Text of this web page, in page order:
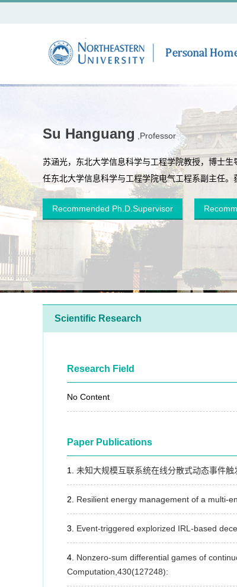
Su Hanguang ,Professor
苏涵光，东北大学信息科学与工程学院教授，博士
任东北大学信息科学与工程学院电气工程系副主任。
Recommended Ph.D.Supervisor
Scientific Research
Research Field
No Content
Paper Publications
未知大规模互联系统在线分散式动态事件
Resilient energy management of a multi-
Event-triggered explorized IRL-based
Nonzero-sum differential games of
Computation,430(127248):